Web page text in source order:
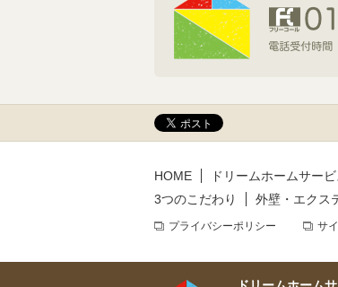
2026年5月14日(木)
新規着工情報
HOME ドリームホームサー
3つのこだわり
外壁・エクス
プライバシーポリシー サ